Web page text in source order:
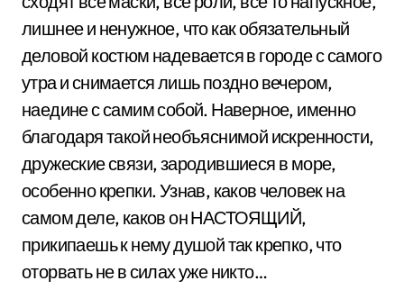
лишнее и ненужное, что как обязательный
деловой костюм надевается в городе с самого
утра и снимается лишь поздно вечером,
наедине с самим собой. Наверное, именно
благодаря такой необъяснимой искренности,
дружеские связи, зародившиеся в море,
особенно крепки. Узнав, каков человек на
самом деле, каков он НАСТОЯЩИЙ,
прикипаешь к нему душой так крепко, что
оторвать не в силах уже никто…